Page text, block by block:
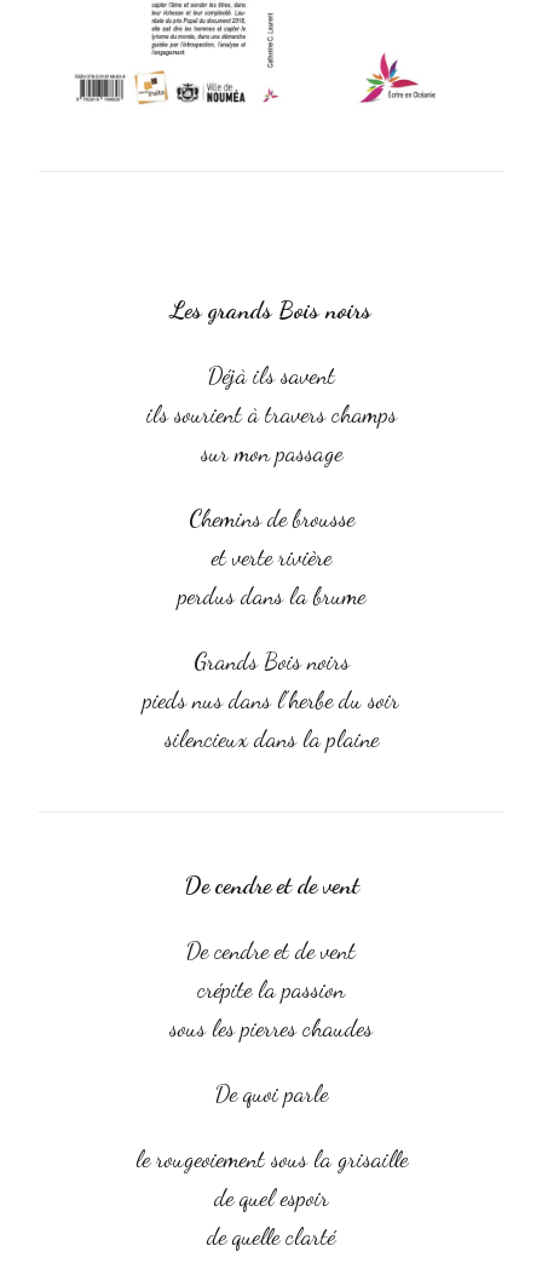
Les grands Bois noirs
Déjà ils savent
ils sourient à travers champs
sur mon passage
Chemins de brousse
et verte rivière
perdus dans la brume
Grands Bois noirs
pieds nus dans l’herbe du soir
silencieux dans la plaine
De cendre et de vent
De cendre et de vent
crépite la passion
sous les pierres chaudes
De quoi parle
le rougeoiement sous la grisaille
de quel espoir
de quelle clarté